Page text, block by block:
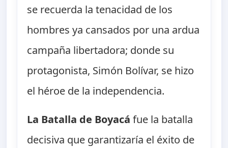
se recuerda la tenacidad de los
hombres ya cansados por una ardua
campaña libertadora; donde su
protagonista, Simón Bolívar, se hizo
el héroe de la independencia.
La Batalla de Boyacá fue la batalla
decisiva que garantizaría el éxito de